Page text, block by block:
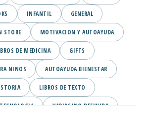
INFANTIL GENERAL
STORE MOTIVACION Y AUTOAYUDA
DE MEDICINA GIFTS
NINOS AUTOAYUDA BIENESTAR
LIBROS DE TEXTO
VARIAS/NO DEFINIDA